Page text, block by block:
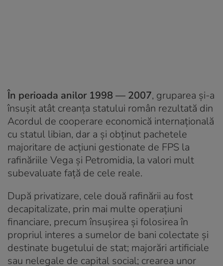
În perioada anilor 1998 — 2007, gruparea și-a
însușit atât creanța statului român rezultată din
Acordul de cooperare economică internațională
cu statul libian, dar a și obținut pachetele
majoritare de acțiuni gestionate de FPS la
rafinăriile Vega și Petromidia, la valori mult
subevaluate față de cele reale.
După privatizare, cele două rafinării au fost
decapitalizate, prin mai multe operațiuni
financiare, precum însușirea și folosirea în
propriul interes a sumelor de bani colectate și
destinate bugetului de stat; majorări artificiale
sau nelegale de capital social; crearea unor